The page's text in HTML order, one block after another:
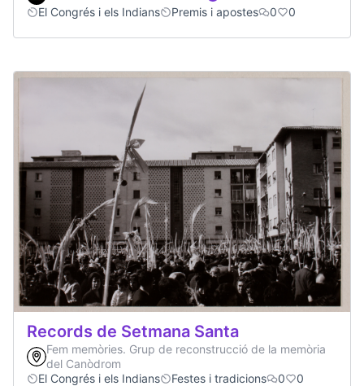
El Congrés i els Indians
Premis i apostes 0 0
Records de Setmana Santa
Fem memòries. Grup de reconstrucció de la memòria
del Canòdrom
El Congrés i els Indians
Festes i tradicions 0 0